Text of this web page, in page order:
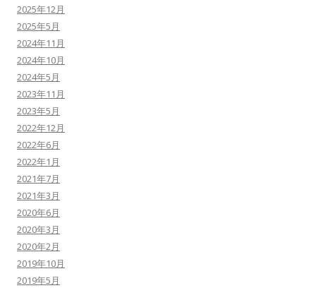
2025年12月
2025年5月
2024年11月
2024年10月
2024年5月
2023年11月
2023年5月
2022年12月
2022年6月
2022年1月
2021年7月
2021年3月
2020年6月
2020年3月
2020年2月
2019年10月
2019年5月